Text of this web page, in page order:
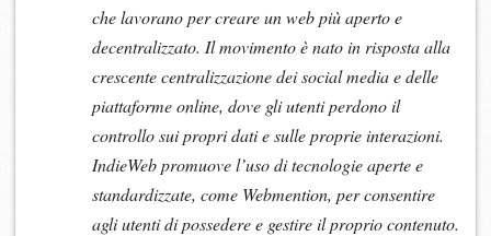
che lavorano per creare un web più aperto e
decentralizzato. Il movimento è nato in risposta alla
crescente centralizzazione dei social media e delle
piattaforme online, dove gli utenti perdono il
controllo sui propri dati e sulle proprie interazioni.
IndieWeb promuove l’uso di tecnologie aperte e
standardizzate, come Webmention, per consentire
agli utenti di possedere e gestire il proprio contenuto.